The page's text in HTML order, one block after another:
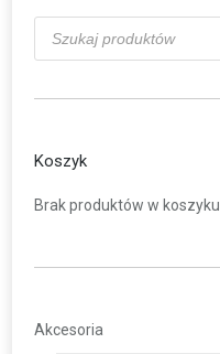
Wyszukiwarka
produktów
Koszyk
Brak produktów w koszyku.
Akcesoria